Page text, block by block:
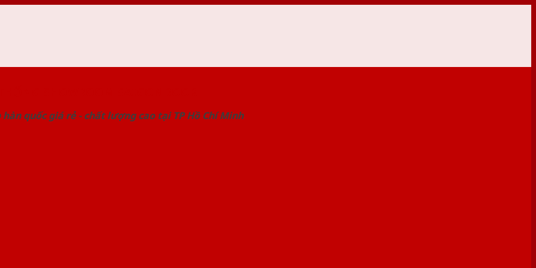
quốc giá rẻ - chất lượng cao tại TP Hồ Chí Minh